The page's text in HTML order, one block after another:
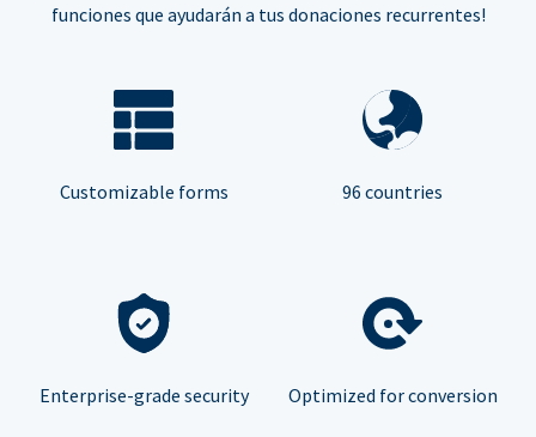
funciones que ayudarán a tus donaciones recurrentes!
Customizable forms 96 countries
Enterprise-grade security Optimized for conversion